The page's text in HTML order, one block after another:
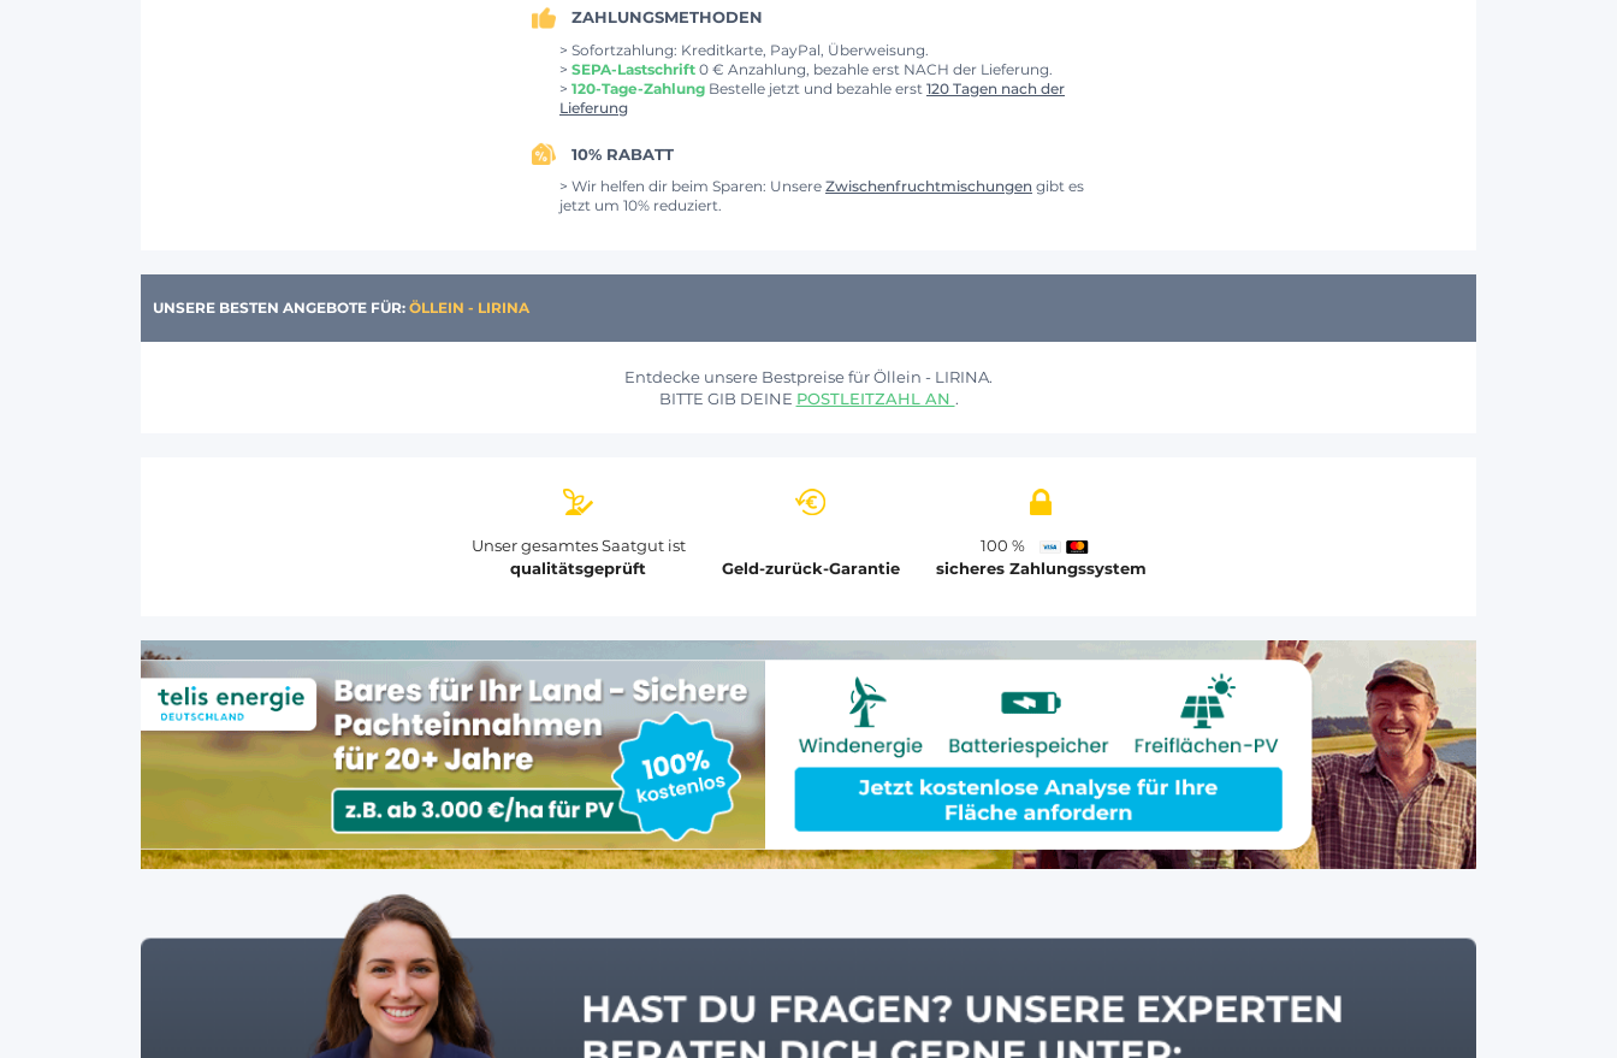
ZAHLUNGSMETHODEN
> Sofortzahlung: Kreditkarte, PayPal, Überweisung.
> SEPA-Lastschrift 0 € Anzahlung, bezahle erst NACH der Lieferung.
> 120-Tage-Zahlung Bestelle jetzt und bezahle erst 120 Tagen nach der
Lieferung
10% RABATT
> Wir helfen dir beim Sparen: Unsere Zwischenfruchtmischungen gibt es
jetzt um 10% reduziert.
UNSERE BESTEN ANGEBOTE FÜR: ÖLLEIN - LIRINA
Entdecke unsere Bestpreise für Öllein - LIRINA.
BITTE GIB DEINE POSTLEITZAHL AN .
Unser gesamtes Saatgut ist
qualitätsgeprüft
Geld-zurück-Garantie
100 %
sicheres Zahlungssystem